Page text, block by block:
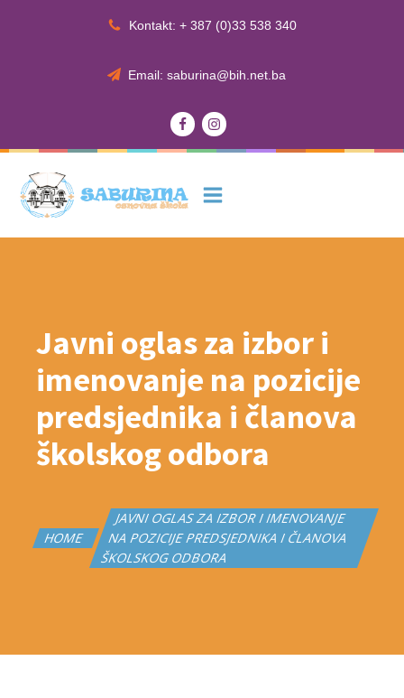
Kontakt: + 387 (0)33 538 340
Email: saburina@bih.net.ba
Javni oglas za izbor i
imenovanje na pozicije
predsjednika i članova
školskog odbora
HOME
JAVNI OGLAS ZA IZBOR I IMENOVANJE
NA POZICIJE PREDSJEDNIKA I ČLANOVA
ŠKOLSKOG ODBORA